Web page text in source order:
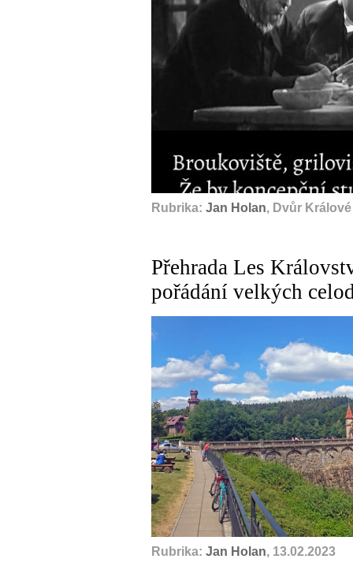
Rubrika: Jan Holan, Dvůr
Přehrada Les
pořádání velkých
Rubrika: Jan Holan, 13.02.2023